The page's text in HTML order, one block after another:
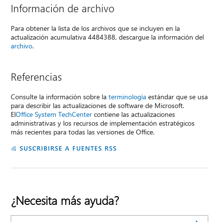
Información de archivo
Para obtener la lista de los archivos que se incluyen en la
actualización acumulativa 4484388, descargue la información del
archivo.
Referencias
Consulte la información sobre laterminología estándar que se usa
para describir las actualizaciones de software de Microsoft.
ElOffice System TechCenter contiene las actualizaciones
administrativas y los recursos de implementación estratégicos
más recientes para todas las versiones de Office.
SUSCRIBIRSE A FUENTES RSS
¿Necesita más ayuda?